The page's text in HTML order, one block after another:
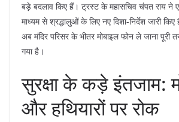
बड़े बदलाव किए हैं। ट्रस्ट के महासचिव चंपत राय ने
माध्यम से श्रद्धालुओं के लिए नए दिशा-निर्देश जारी
अब मंदिर परिसर के भीतर मोबाइल फोन ले जाना पूरी
गया है।
​सुरक्षा के कड़े इंतजाम:
और हथियारों पर रोक